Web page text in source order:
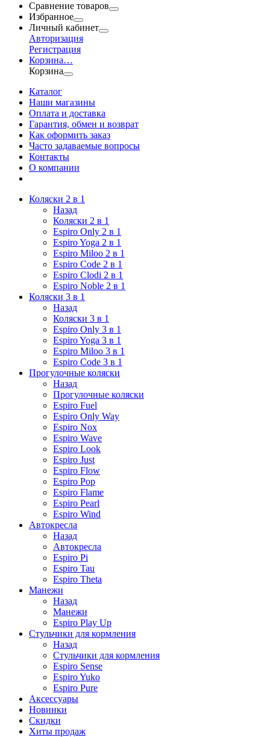
Сравнение товаров
Избранное
Личный кабинет
Авторизация
Регистрация
Корзина…
Корзина
Каталог
Наши магазины
Оплата и доставка
Гарантия, обмен и возврат
Как оформить заказ
Часто задаваемые вопросы
Контакты
О компании
Коляски 2 в 1
Назад
Коляски 2 в 1
Espiro Only 2 в 1
Espiro Yoga 2 в 1
Espiro Miloo 2 в 1
Espiro Code 2 в 1
Espiro Clodi 2 в 1
Espiro Noble 2 в 1
Коляски 3 в 1
Назад
Коляски 3 в 1
Espiro Only 3 в 1
Espiro Yoga 3 в 1
Espiro Miloo 3 в 1
Espiro Code 3 в 1
Прогулочные коляски
Назад
Прогулочные коляски
Espiro Fuel
Espiro Only Way
Espiro Nox
Espiro Wave
Espiro Look
Espiro Just
Espiro Flow
Espiro Pop
Espiro Flame
Espiro Pearl
Espiro Wind
Автокресла
Назад
Автокресла
Espiro Pi
Espiro Tau
Espiro Theta
Манежи
Назад
Манежи
Espiro Play Up
Стульчики для кормления
Назад
Стульчики для кормления
Espiro Sense
Espiro Yuko
Espiro Pure
Аксессуары
Новинки
Скидки
Хиты продаж